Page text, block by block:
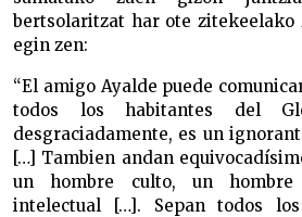
bertsolaritzat har ote zitekeelako
egin zen:
“El amigo Ayalde puede
todos los habitantes del
desgraciadamente, es un
[…] Tambien andan
un hombre culto, un
intelectual […]. Sepan todos